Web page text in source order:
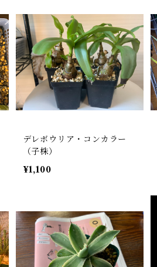
デレボウリア・コンカラー
（子株）
¥1,100